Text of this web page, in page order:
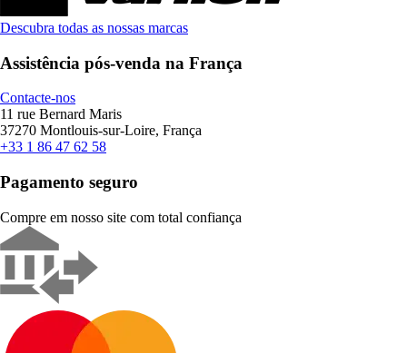
Descubra todas as nossas marcas
Assistência pós-venda na França
Contacte-nos
11 rue Bernard Maris
37270 Montlouis-sur-Loire, França
+33 1 86 47 62 58
Pagamento seguro
Compre em nosso site com total confiança